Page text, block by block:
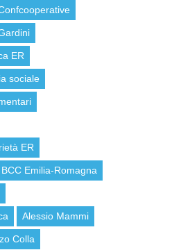
ER
sociale
ER
Emilia-Romagna
Alessio Mammi
Colla